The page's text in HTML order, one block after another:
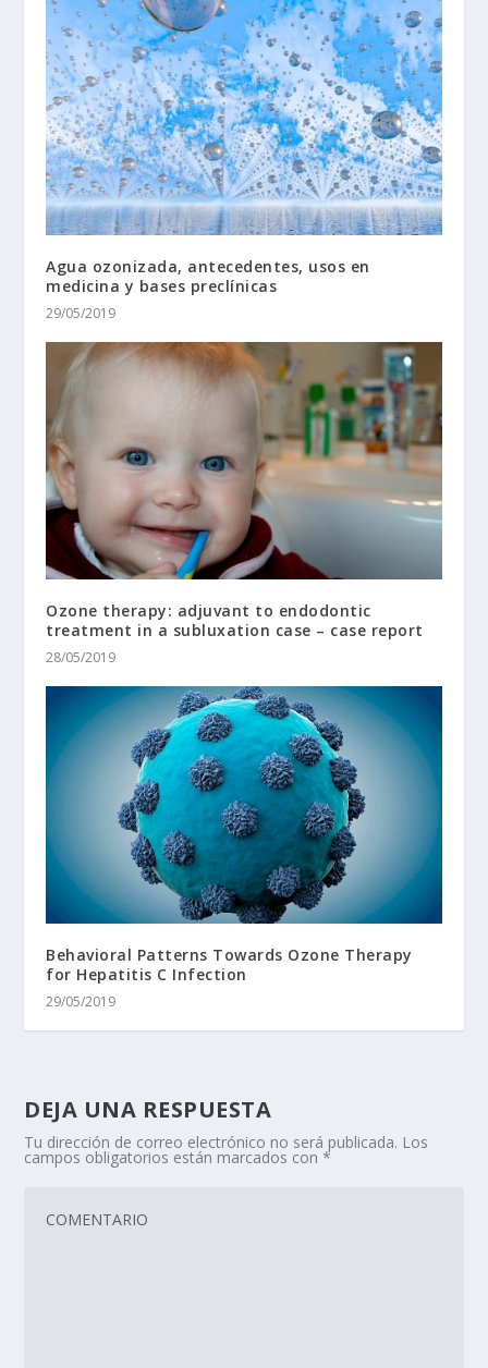
Agua ozonizada, antecedentes, usos en
medicina y bases preclínicas
29/05/2019
Ozone therapy: adjuvant to endodontic
treatment in a subluxation case – case report
28/05/2019
Behavioral Patterns Towards Ozone Therapy
for Hepatitis C Infection
29/05/2019
DEJA UNA RESPUESTA
Tu dirección de correo electrónico no será publicada. Los
campos obligatorios están marcados con*